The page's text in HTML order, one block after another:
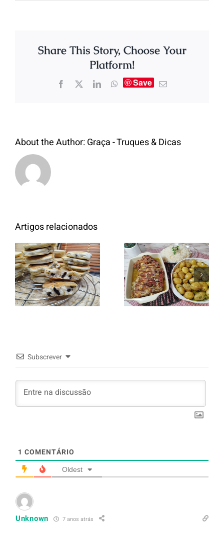
Share This Story, Choose Your
Platform!
Save
About the Author:Graça - Truques & Dicas
Artigos relacionados
Panquecas
com Oreo
Entrecosto
italiano c/
batata a
murro e
Subscrever
1 COMENTÁRIO
Oldest
Unknown 7 anos atrás